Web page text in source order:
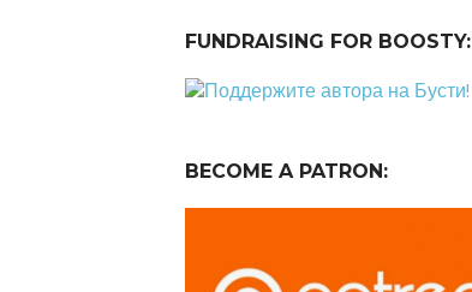
FUNDRAISING FOR BOOSTY:
BECOME A PATRON: